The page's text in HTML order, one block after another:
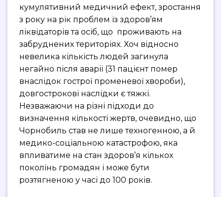
кумулятивний медичний ефект, зростання
з року на рік проблем із здоров’ям
ліквідаторів та осіб, що проживають на
забруднених територіях. Хоч відносно
невелика кількість людей загинула
негайно після аварії (31 пацієнт помер
внаслідок гострої променевої хвороби),
довгострокові наслідки є тяжкі.
Незважаючи на різні підходи до
визначення кількості жертв, очевидно, що
Чорнобиль став не лише техногенною, а й
медико-соціальною катастрофою, яка
впливатиме на стан здоров’я кількох
поколінь громадян і може бути
розтягненою у часі до 100 років.